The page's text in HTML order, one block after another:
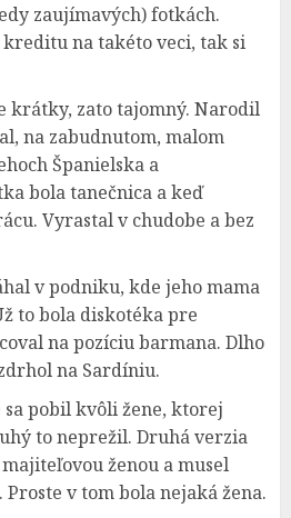
zaujímavých) fotkách.
na takéto veci, tak si
krátky, zato tajomný. Narodil
na zabudnutom, malom
Španielska a
bola tanečnica a keď
Vyrastal v chudobe a bez
v podniku, kde jeho mama
to bola diskotéka pre
na pozíciu barmana. Dlho
na Sardíniu.
sa pobil kvôli žene, ktorej
to neprežil. Druhá verzia
ženou a musel
v tom bola nejaká žena.